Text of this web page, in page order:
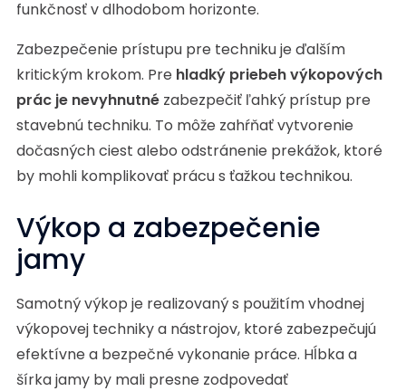
funkčnosť v dlhodobom horizonte.
Zabezpečenie prístupu pre techniku je ďalším
kritickým krokom. Pre hladký priebeh výkopových
prác je nevyhnutnézabezpečiť ľahký prístup pre
stavebnú techniku. To môže zahŕňať vytvorenie
dočasných ciest alebo odstránenie prekážok, ktoré
by mohli komplikovať prácu s ťažkou technikou.
Výkop a zabezpečenie
jamy
Samotný výkop je realizovaný s použitím vhodnej
výkopovej techniky a nástrojov, ktoré zabezpečujú
efektívne a bezpečné vykonanie práce. Hĺbka a
šírka jamy by mali presne zodpovedať